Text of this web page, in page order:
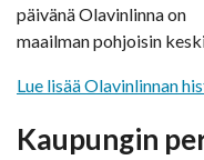
päivänä Olavinlinna on
maailman pohjoisin
Lue lisää Olavinlinnan
Kaupungin